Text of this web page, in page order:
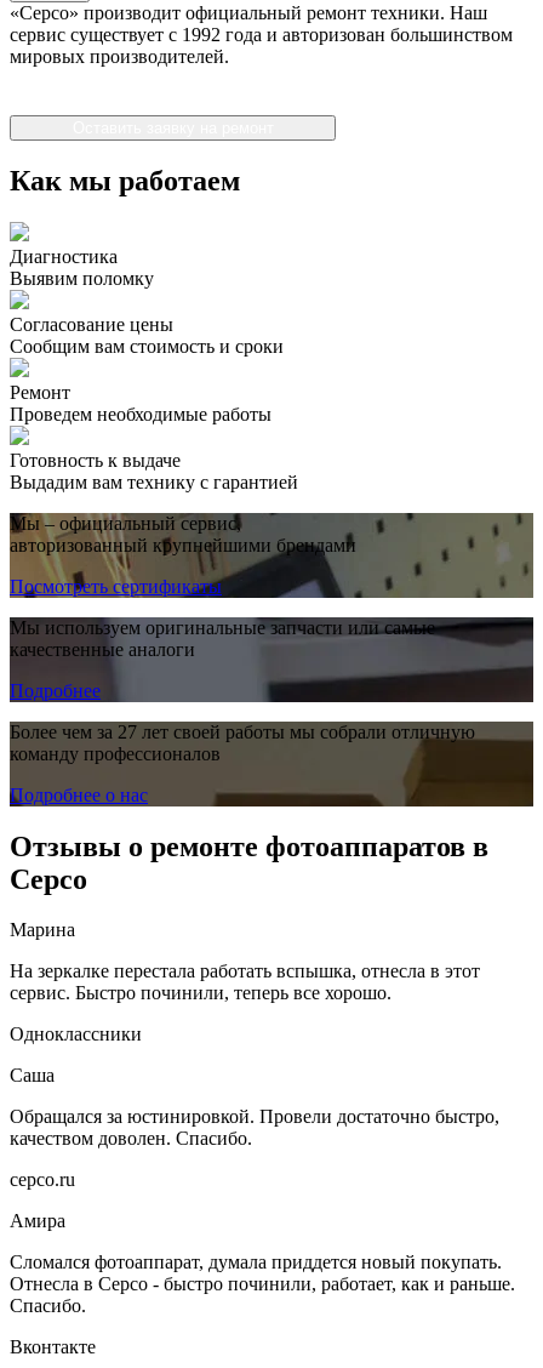
«Серсо» производит официальный ремонт техники. Наш
сервис существует с 1992 года и авторизован большинством
мировых производителей.
Как мы работаем
Диагностика
Выявим поломку
Согласование цены
Сообщим вам стоимость и сроки
Ремонт
Проведем необходимые работы
Готовность к выдаче
Выдадим вам технику с гарантией
Мы – официальный сервис,
авторизованный крупнейшими брендами
Посмотреть сертификаты
Мы используем оригинальные запчасти или самые
качественные аналоги
Подробнее
Более чем за 27 лет своей работы мы собрали отличную
команду профессионалов
Подробнее о нас
Отзывы о ремонте фотоаппаратов в
Серсо
Марина
На зеркалке перестала работать вспышка, отнесла в этот
сервис. Быстро починили, теперь все хорошо.
Одноклассники
Саша
Обращался за юстинировкой. Провели достаточно быстро,
качеством доволен. Спасибо.
серсо.ru
Амира
Сломался фотоаппарат, думала приддется новый покупать.
Отнесла в Серсо - быстро починили, работает, как и раньше.
Спасибо.
Вконтакте